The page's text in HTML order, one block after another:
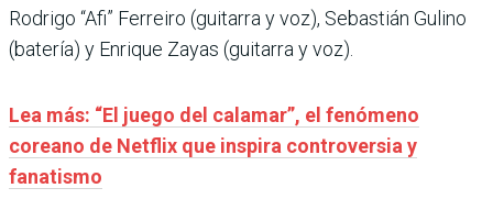
Rodrigo “Afi” Ferreiro (guitarra y voz), Sebastián Gulino
(batería) y Enrique Zayas (guitarra y voz).
Lea más: “El juego del calamar”, el fenómeno
coreano de Netflix que inspira controversia y
fanatismo